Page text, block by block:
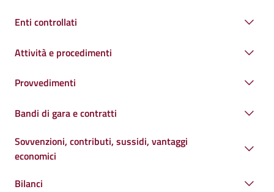
Enti controllati
Attività e procedimenti
Provvedimenti
Bandi di gara e contratti
Sovvenzioni, contributi, sussidi, vantaggi
economici
Bilanci